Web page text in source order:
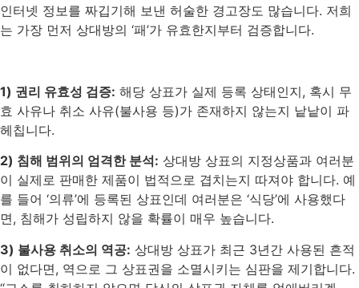
인터넷 정보를 짜깁기해 보낸 허술한 경고장도 많습니다. 저희
는 가장 먼저 상대방의 ‘패’가 유효한지부터 검증합니다.
1) 권리 유효성 검증: 해당 상표가 실제 등록 상태인지, 혹시 무
효 사유나 취소 사유(불사용 등)가 존재하지 않는지 낱낱이 파
헤칩니다.
2) 침해 범위의 엄격한 분석: 상대방 상표의 지정상품과 여러분
이 실제로 판매한 제품이 법적으로 겹치는지 따져야 합니다. 예
를 들어 ‘의류’에 등록된 상표인데 여러분은 ‘식당’에 사용했다
면, 침해가 성립하지 않을 확률이 매우 높습니다.
3) 불사용 취소의 역공: 상대방 상표가 최근 3년간 사용된 흔적
이 없다면, 역으로 그 상표권을 소멸시키는 심판을 제기합니다.